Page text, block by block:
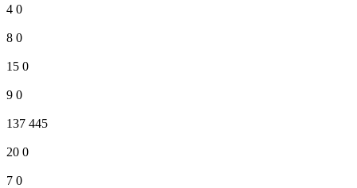
4 0
8 0
15 0
9 0
137 445
20 0
7 0